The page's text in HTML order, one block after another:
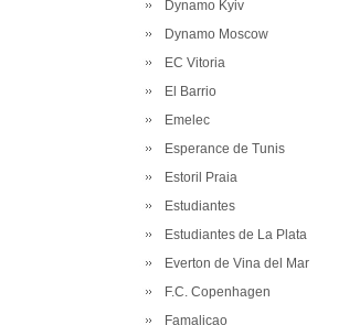
Dynamo Kyiv
Dynamo Moscow
EC Vitoria
El Barrio
Emelec
Esperance de Tunis
Estoril Praia
Estudiantes
Estudiantes de La Plata
Everton de Vina del Mar
F.C. Copenhagen
Famalicao